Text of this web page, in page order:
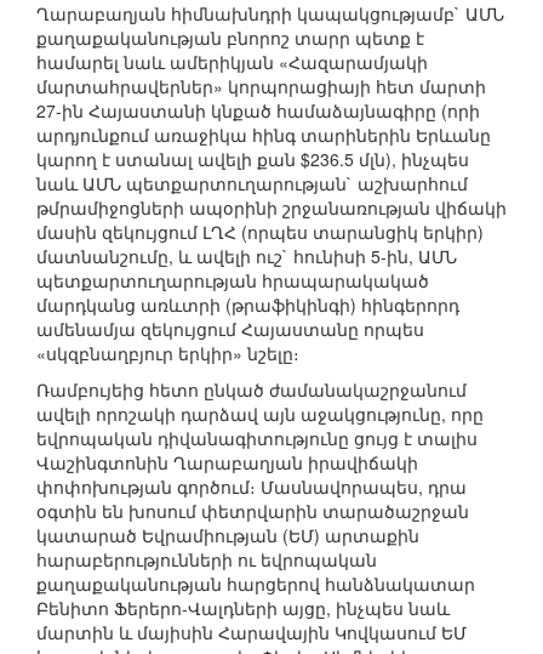
Ղարաբաղյան հիմնախնդրի կապակցությամբ` ԱՄՆ
քաղաքականության բնորոշ տարր պետք է
համարել նաև ամերիկյան «Հազարամյակի
մարտահրավերներ» կորպորացիայի հետ մարտի
27-ին Հայաստանի կնքած համաձայնագիրը (որի
արդյունքում առաջիկա հինգ տարիներին Երևանը
կարող է ստանալ ավելի քան $236.5 մլն), ինչպես
նաև ԱՄՆ պետքարտուղարության` աշխարհում
թմրամիջոցների ապօրինի շրջանառության վիճակի
մասին զեկույցում ԼՂՀ (որպես տարանցիկ երկիր)
մատնանշումը, և ավելի ուշ` հունիսի 5-ին, ԱՄՆ
պետքարտուղարության հրապարակակած
մարդկանց առևտրի (թրաֆիկինգի) հինգերորդ
ամենամյա զեկույցում Հայաստանը որպես
«սկզբնաղբյուր երկիր» նշելը։
Ռամբույեից հետո ընկած ժամանակաշրջանում
ավելի որոշակի դարձավ այն աջակցությունը, որը
եվրոպական դիվանագիտությունը ցույց է տալիս
Վաշինգտոնին Ղարաբաղյան իրավիճակի
փոփոխության գործում։ Մասնավորապես, դրա
օգտին են խոսում փետրվարին տարածաշրջան
կատարած Եվրամիության (ԵՄ) արտաքին
հարաբերությունների ու եվրոպական
քաղաքականության հարցերով հանձնակատար
Բենիտո Ֆերերո-Վալդների այցը, ինչպես նաև
մարտին և մայիսին Հարավային Կովկասում ԵՄ